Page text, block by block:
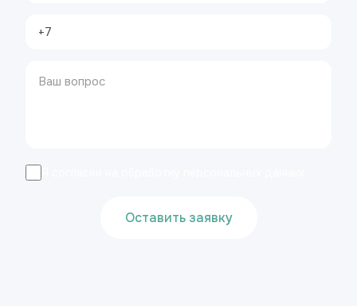
Оставить заявку